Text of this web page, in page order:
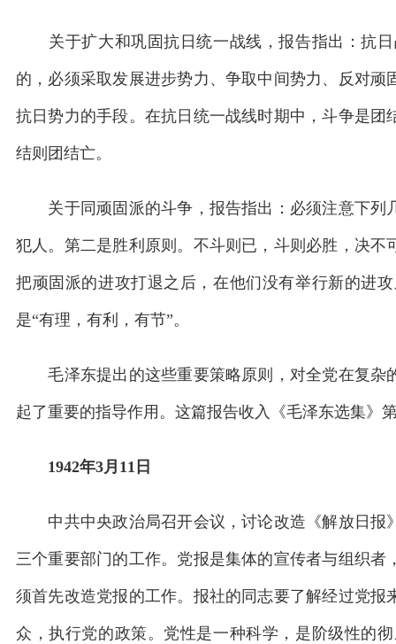
关于扩大和巩固抗日统一战线，报告指出：抗日
的，必须采取发展进步势力、争取中间势力、反对
抗日势力的手段。在抗日统一战线时期中，斗争是
结则团结亡。
关于同顽固派的斗争，报告指出：必须注意下列
犯人。第二是胜利原则。不斗则已，斗则必胜，决
把顽固派的进攻打退之后，在他们没有举行新的进
是“有理，有利，有节”。
毛泽东提出的这些重要策略原则，对全党在复杂
起了重要的指导作用。这篇报告收入《毛泽东选集》
1942年3月11日
中共中央政治局召开会议，讨论改造《解放日报
三个重要部门的工作。党报是集体的宣传者与组织
须首先改造党报的工作。报社的同志要了解经过党
众，执行党的政策。党性是一种科学，是阶级性的